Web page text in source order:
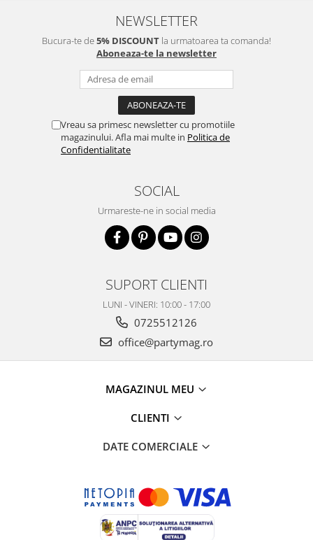
NEWSLETTER
Bucura-te de5% DISCOUNT la urmatoarea ta comanda!
Aboneaza-te la newsletter
Vreau sa primesc newsletter cu promotiile
magazinului. Afla mai multe in Politica de
Confidentialitate
SOCIAL
Urmareste-ne in social media
SUPORT CLIENTI
LUNI - VINERI: 10:00 - 17:00
0725512126
office@partymag.ro
MAGAZINUL MEU
CLIENTI
DATE COMERCIALE